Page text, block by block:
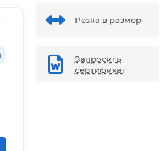
Резка в размер
Запросить
сертификат